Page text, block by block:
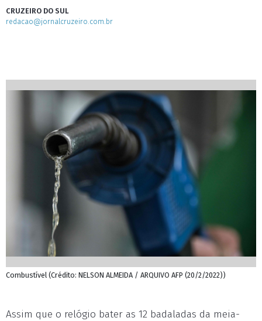
CRUZEIRO DO SUL
redacao@jornalcruzeiro.com.br
Combustível (Crédito: NELSON ALMEIDA / ARQUIVO AFP (20/2/2022))
Assim que o relógio bater as 12 badaladas da meia-